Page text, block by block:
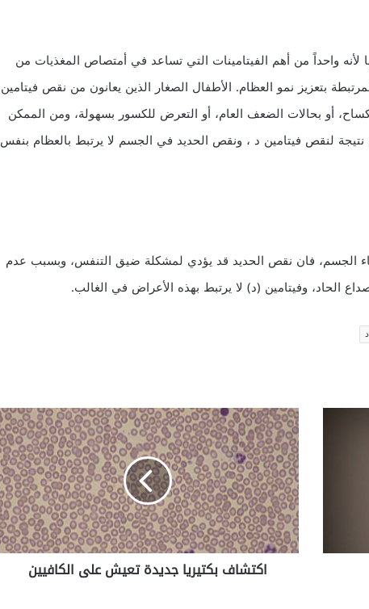
لأنه واحداً من أهم الفيتامينات التي تساعد في أمتصاص المغذيات من
بتعزيز نمو العظام. الأطفال الصغار الذين يعانون من نقص فيتامين
أو بحالات الضعف العام، أو التعرض للكسور بسهولة، ومن الممكن
لنقص فيتامين د ، ونقص الحديد في الجسم لا يرتبط بالعظام بنفس
الجسم، فان نقص الحديد قد يؤدي لمشكلة ضيق التنفس، وبسبب عدم
الحاد، وفيتامين (د) لا يرتبط بهذه الأعراض في الغالب.
ا
ك
ت
ش
ا
ف
ب
ك
ت
اكتشاف بكتيريا جديدة تعيش على الكافيين